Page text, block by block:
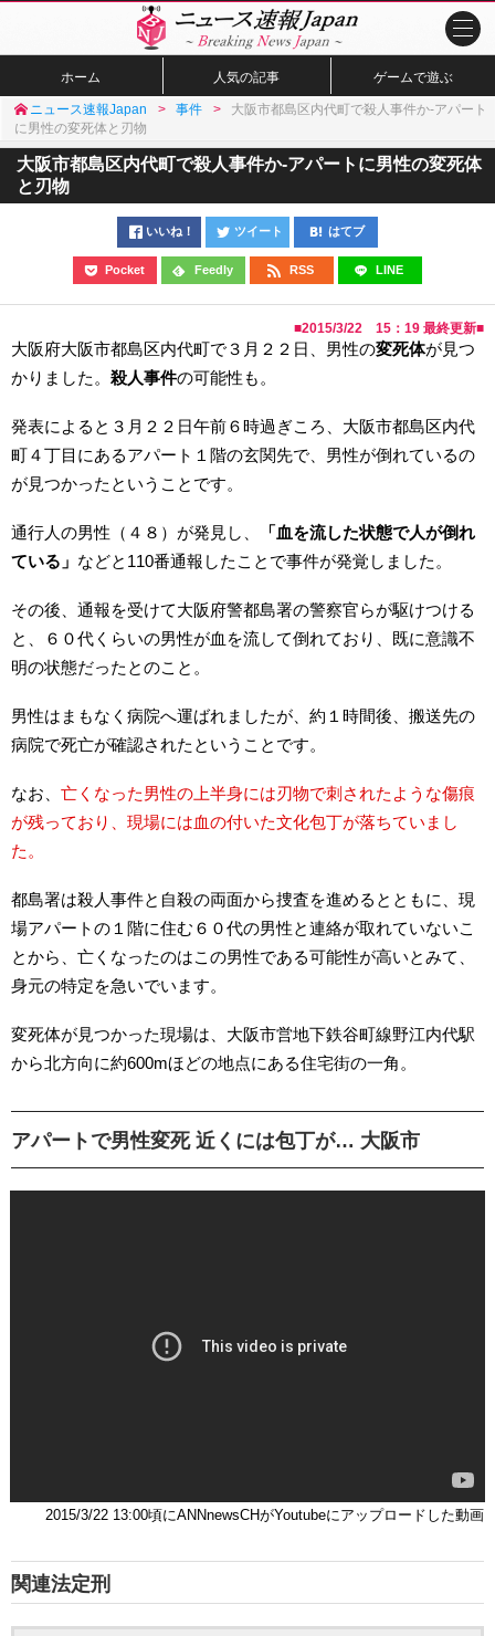
ホーム 人気の記事 ゲームで遊ぶ
ニュース速報Japan 事件
大阪市都島区内代町で殺人事件か-アパート
に男性の変死体と刃物
大阪市都島区内代町で殺人事件か-アパートに男性の変死体
と刃物
いいね！ ツイート はてブ
Pocket Feedly RSS LINE
■2015/3/22 15：19 最終更新■
大阪府大阪市都島区内代町で３月２２日、男性の変死体が見つ
かりました。 殺人事件の可能性も。
発表によると３月２２日午前６時過ぎころ、大阪市都島区内代
町４丁目にあるアパート１階の玄関先で、男性が倒れているの
が見つかったということです。
通行人の男性（４８）が発見し、
「血を流した状態で人が倒れ
ている」 などと110番通報したことで事件が発覚しました。
その後、通報を受けて大阪府警都島署の警察官らが駆けつける
と、６０代くらいの男性が血を流して倒れており、既に意識不
明の状態だったとのこと。
男性はまもなく病院へ運ばれましたが、約１時間後、搬送先の
病院で死亡が確認されたということです。
なお、 亡くなった男性の上半身には刃物で刺されたような傷痕
が残っており、現場には血の付いた文化包丁が落ちていまし
た。
都島署は殺人事件と自殺の両面から捜査を進めるとともに、現
場アパートの１階に住む６０代の男性と連絡が取れていないこ
とから、亡くなったのはこの男性である可能性が高いとみて、
身元の特定を急いでいます。
変死体が見つかった現場は、大阪市営地下鉄谷町線野江内代駅
から北方向に約600mほどの地点にある住宅街の一角。
アパートで男性変死 近くには包丁が… 大阪市
2015/3/22 13:00頃にANNnewsCHがYoutubeにアップロードした動画
関連法定刑